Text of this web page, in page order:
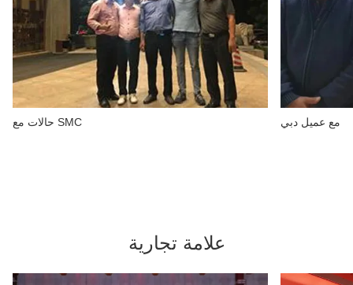
حالات مع SMC مع عميل دبي
علامة تجارية